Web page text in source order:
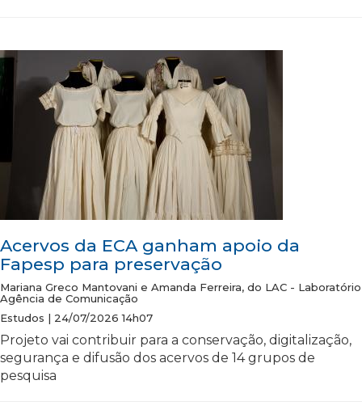
Acervos da ECA ganham apoio da
Fapesp para preservação
Mariana Greco Mantovani e Amanda Ferreira, do LAC - Laboratório
Agência de Comunicação
Estudos | 24/07/2026 14h07
Projeto vai contribuir para a conservação, digitalização,
segurança e difusão dos acervos de 14 grupos de
pesquisa